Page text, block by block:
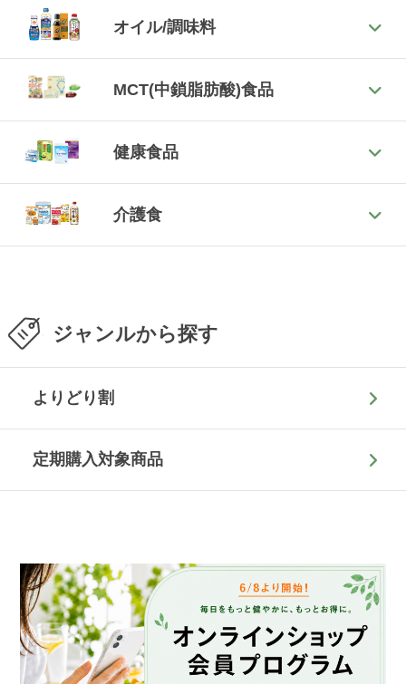
オイル/調味料
MCT(中鎖脂肪酸)食品
健康食品
介護食
ジャンルから探す
よりどり割
定期購入対象商品